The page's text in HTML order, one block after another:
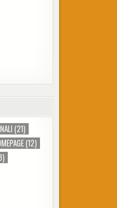
(21)
(12)